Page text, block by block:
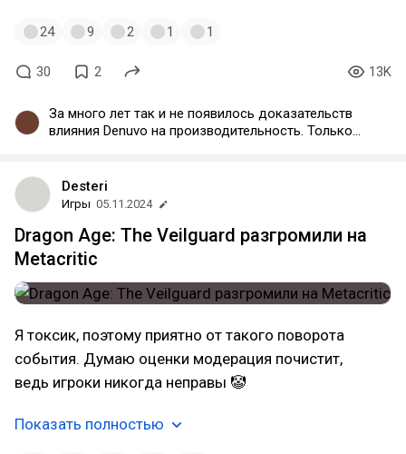
24 9 2 1 1
30 2 13K
За много лет так и не появилось доказательств
влияния Denuvo на производительность. Только
Desteri
Игры 05.11.2024
Dragon Age: The Veilguard разгромили на
Metacritic
Я токсик, поэтому приятно от такого поворота
события. Думаю оценки модерация почистит,
ведь игроки никогда неправы 🤡
Показать полностью